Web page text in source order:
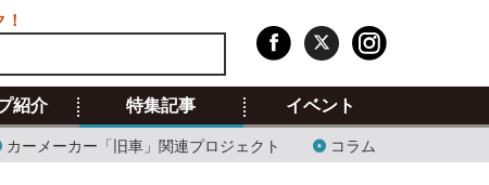
紹介 特集記事
カーメーカー「旧車」関連プロジェクト コラム
イベント